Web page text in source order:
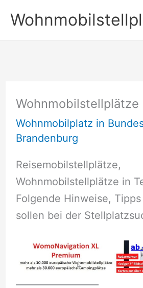
Inhalt
springen
Wohnmobilstellplätze
Wohnmobilplatz in
Brandenburg
Reisemobilstellplätze,
Wohnmobilstellplätze in
Folgende Hinweise,
sollen bei der